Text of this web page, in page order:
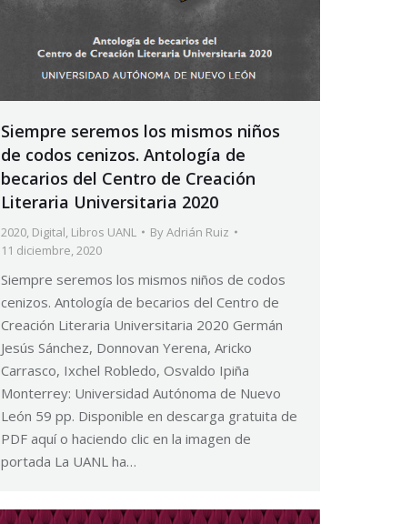
Siempre seremos los mismos niños
de codos cenizos. Antología de
becarios del Centro de Creación
Literaria Universitaria 2020
2020, Digital, Libros UANL ByAdrián Ruiz
11 diciembre, 2020
Siempre seremos los mismos niños de codos
cenizos. Antología de becarios del Centro de
Creación Literaria Universitaria 2020 Germán
Jesús Sánchez, Donnovan Yerena, Aricko
Carrasco, Ixchel Robledo, Osvaldo Ipiña
Monterrey: Universidad Autónoma de Nuevo
León 59 pp. Disponible en descarga gratuita de
PDF aquí o haciendo clic en la imagen de
portada La UANL ha…